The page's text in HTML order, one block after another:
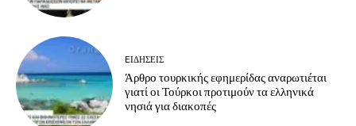
EΙΔΗΣΕΙΣ
Άρθρο τουρκικής εφημερίδας αναρωτιέται
γιατί οι Τούρκοι προτιμούν τα ελληνικά
νησιά για διακοπές